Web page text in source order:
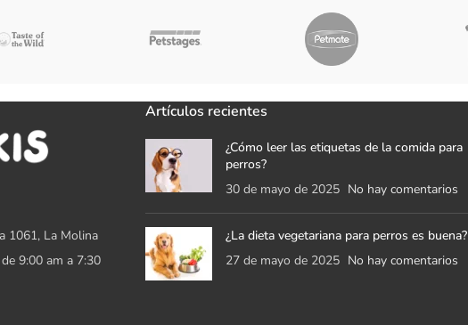
1061, La Molina
9:00 am a 7:30
Artículos recientes
¿Cómo leer las etiquetas de la comida para
perros?
30 de mayo de 2025 No hay comentarios
¿La dieta vegetariana para perros es buena?
27 de mayo de 2025 No hay comentarios